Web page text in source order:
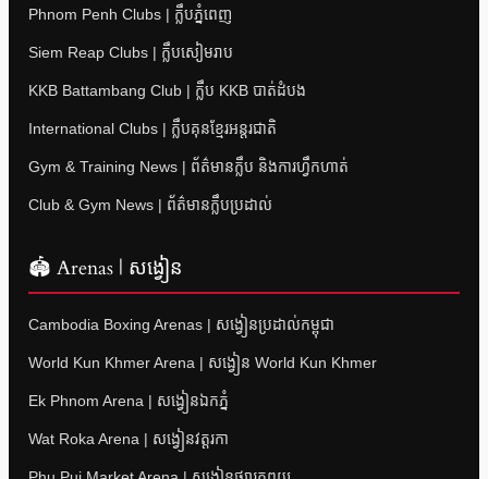
Phnom Penh Clubs | ក្លឹបភ្នំពេញ
Siem Reap Clubs | ក្លឹបសៀមរាប
KKB Battambang Club | ក្លឹប KKB បាត់ដំបង
International Clubs | ក្លឹបគុនខ្មែរអន្តរជាតិ
Gym & Training News | ព័ត៌មានក្លឹប និងការហ្វឹកហាត់
Club & Gym News | ព័ត៌មានក្លឹបប្រដាល់
🏟 Arenas | សង្វៀន
Cambodia Boxing Arenas | សង្វៀនប្រដាល់កម្ពុជា
World Kun Khmer Arena | សង្វៀន World Kun Khmer
Ek Phnom Arena | សង្វៀនឯកភ្នំ
Wat Roka Arena | សង្វៀនវត្តរកា